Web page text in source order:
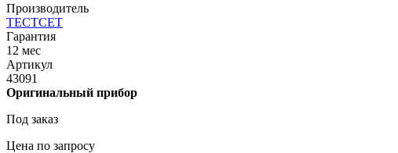
Производитель
ТЕСТСЕТ
Гарантия
12 мес
Артикул
43091
Оригинальный прибор
Под заказ
Цена по запросу